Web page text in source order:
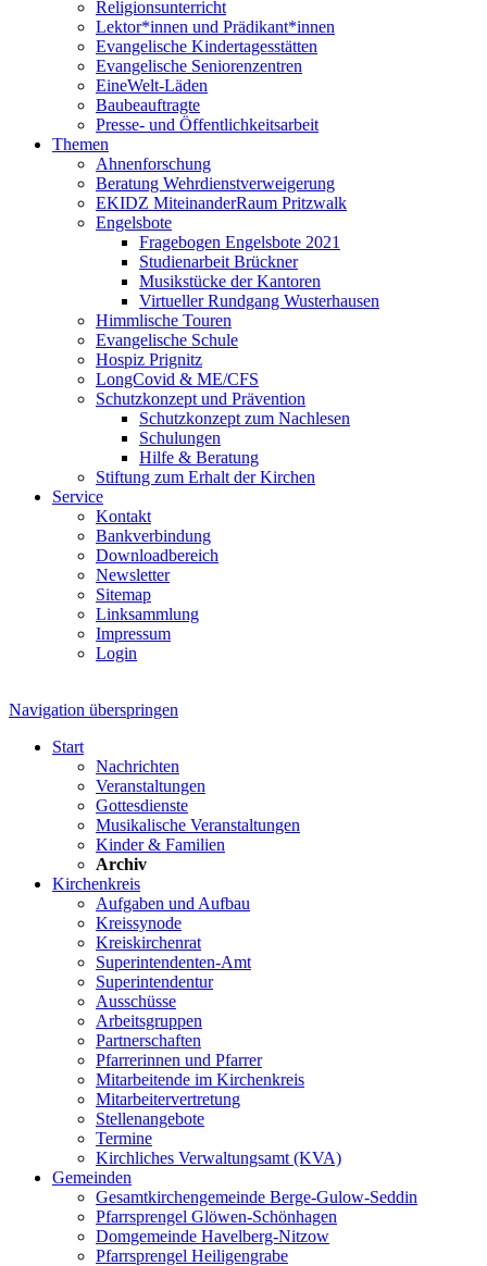
Religionsunterricht
Lektor*innen und Prädikant*innen
Evangelische Kindertagesstätten
Evangelische Seniorenzentren
EineWelt-Läden
Baubeauftragte
Presse- und Öffentlichkeitsarbeit
Themen
Ahnenforschung
Beratung Wehrdienstverweigerung
EKIDZ MiteinanderRaum Pritzwalk
Engelsbote
Fragebogen Engelsbote 2021
Studienarbeit Brückner
Musikstücke der Kantoren
Virtueller Rundgang Wusterhausen
Himmlische Touren
Evangelische Schule
Hospiz Prignitz
LongCovid & ME/CFS
Schutzkonzept und Prävention
Schutzkonzept zum Nachlesen
Schulungen
Hilfe & Beratung
Stiftung zum Erhalt der Kirchen
Service
Kontakt
Bankverbindung
Downloadbereich
Newsletter
Sitemap
Linksammlung
Impressum
Login
Navigation überspringen
Start
Nachrichten
Veranstaltungen
Gottesdienste
Musikalische Veranstaltungen
Kinder & Familien
Archiv
Kirchenkreis
Aufgaben und Aufbau
Kreissynode
Kreiskirchenrat
Superintendenten-Amt
Superintendentur
Ausschüsse
Arbeitsgruppen
Partnerschaften
Pfarrerinnen und Pfarrer
Mitarbeitende im Kirchenkreis
Mitarbeitervertretung
Stellenangebote
Termine
Kirchliches Verwaltungsamt (KVA)
Gemeinden
Gesamtkirchengemeinde Berge-Gulow-Seddin
Pfarrsprengel Glöwen-Schönhagen
Domgemeinde Havelberg-Nitzow
Pfarrsprengel Heiligengrabe